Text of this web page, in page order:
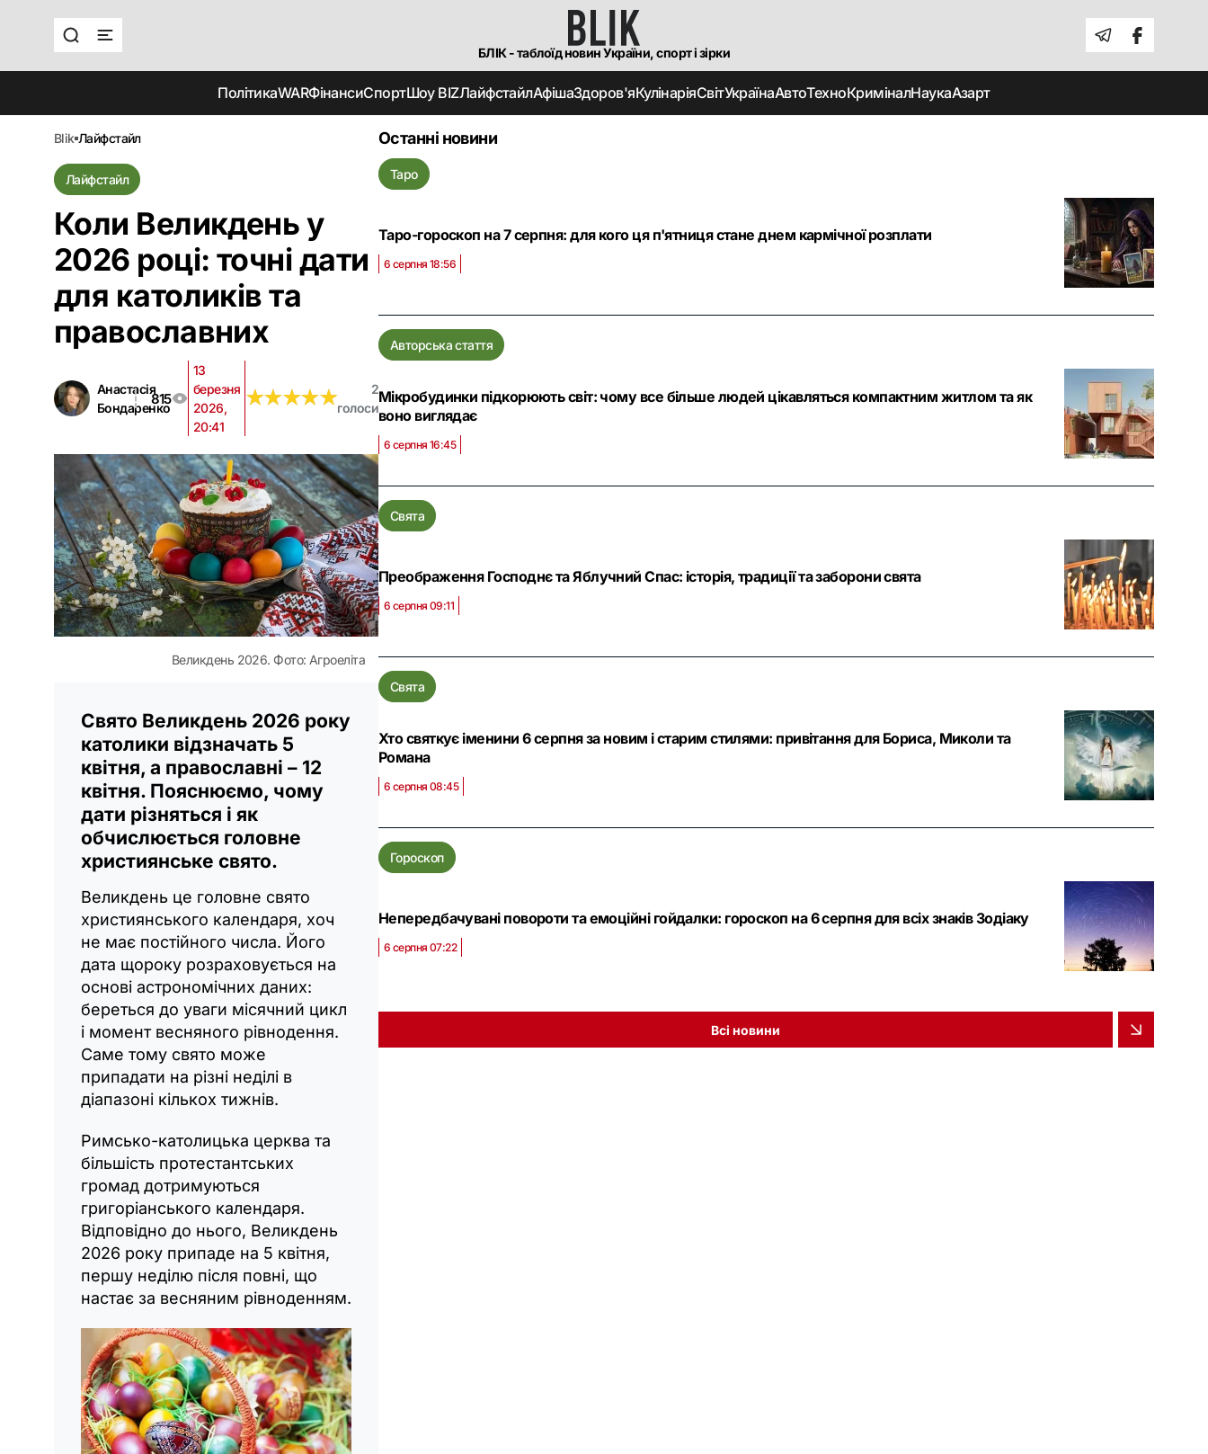
БЛІК - таблоїд новин України, спорт і зірки
ПолітикаWARФінансиСпортШоу BIZЛайфстайлАфішаЗдоров'яКулінаріяСвітУкраїнаАвтоТехноКриміналНаукаАзарт
blik лайфстайл
Лайфстайл
Коли Великдень у
2026 році: точні дати
для католиків та
православних
Анастасія
Бондаренко
815
13
березня
2026,
20:41
★★★★★
★★★★★
2
голоси
Великдень 2026. Фото: Агроеліта
Свято Великдень 2026 року
католики відзначать 5
квітня, а православні – 12
квітня. Пояснюємо, чому
дати різняться і як
обчислюється головне
християнське свято.
Великдень це головне свято
християнського календаря, хоч
не має постійного числа. Його
дата щороку розраховується на
основі астрономічних даних:
береться до уваги місячний цикл
і момент весняного рівнодення.
Саме тому свято може
припадати на різні неділі в
діапазоні кількох тижнів.
Римсько-католицька церква та
більшість протестантських
громад дотримуються
григоріанського календаря.
Відповідно до нього, Великдень
2026 року припаде на 5 квітня,
першу неділю після повні, що
настає за весняним рівноденням.
Останні новини
Таро
Таро-гороскоп на 7 серпня: для кого ця п'ятниця стане днем кармічної розплати
6 серпня 18:56
Авторська стаття
Мікробудинки підкорюють світ: чому все більше людей цікавляться компактним житлом та як
воно виглядає
6 серпня 16:45
Свята
Преображення Господнє та Яблучний Спас: історія, традиції та заборони свята
6 серпня 09:11
Свята
Хто святкує іменини 6 серпня за новим і старим стилями: привітання для Бориса, Миколи та
Романа
6 серпня 08:45
Гороскоп
Непередбачувані повороти та емоційні гойдалки: гороскоп на 6 серпня для всіх знаків Зодіаку
6 серпня 07:22
Всі новини